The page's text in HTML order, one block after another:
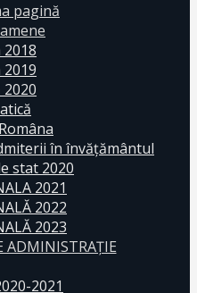
pagină
în învăţământul
stat 2020
2021
2022
2023
ADMINISTRAȚIE
2021